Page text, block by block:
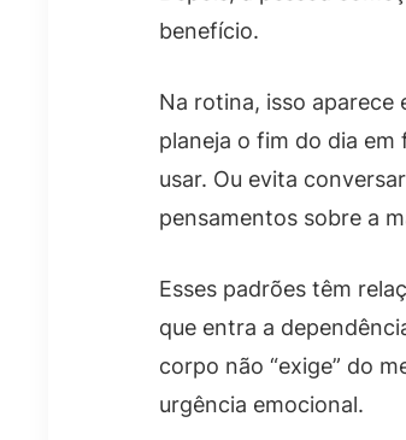
benefício.
Na rotina, isso aparece
planeja o fim do dia
usar. Ou evita
pensamentos sobre a
Esses padrões têm
que entra a
corpo não “exige” do
urgência emocional.